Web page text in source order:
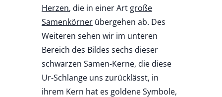
Herzen, die in einer Art große
Samenkörner übergehen ab. Des
Weiteren sehen wir im unteren
Bereich des Bildes sechs dieser
schwarzen Samen-Kerne, die diese
Ur-Schlange uns zurücklässt, in
ihrem Kern hat es goldene Symbole,